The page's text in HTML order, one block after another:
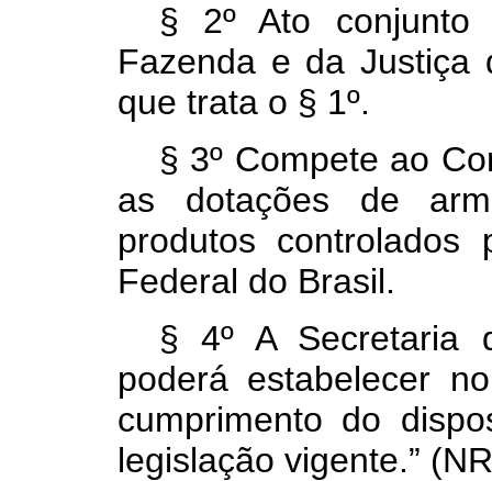
§ 2º Ato
Fazenda e da Justiça
que trata o § 1º.
§ 3º Compete ao
as dotações de
produtos
Federal do Brasil.
§ 4º A Secretaria
poderá estabelecer
cumprimento do
legislação vigente.”